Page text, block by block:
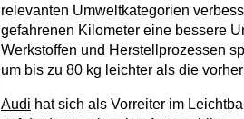
relevanten Umweltkategorien
gefahrenen Kilometer eine bessere
Werkstoffen und Herstellprozessen
um bis zu 80 kg leichter als die
Audi hat sich als Vorreiter im